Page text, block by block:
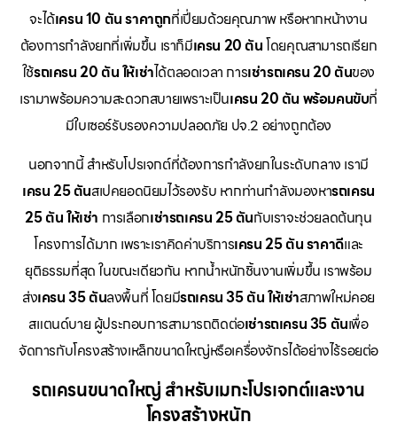
จะได้เครน 10 ตัน ราคาถูกที่เปี่ยมด้วยคุณภาพ หรือหากหน้างาน
ต้องการกำลังยกที่เพิ่มขึ้น เราก็มีเครน 20 ตันโดยคุณสามารถเรียก
ใช้รถเครน 20 ตัน ให้เช่าได้ตลอดเวลา การเช่ารถเครน 20 ตันของ
เรามาพร้อมความสะดวกสบายเพราะเป็นเครน 20 ตัน พร้อมคนขับที่
มีใบเซอร์รับรองความปลอดภัย ปจ.2 อย่างถูกต้อง
นอกจากนี้ สำหรับโปรเจกต์ที่ต้องการกำลังยกในระดับกลาง เรามี
เครน 25 ตันสเปคยอดนิยมไว้รองรับ หากท่านกำลังมองหารถเครน
25 ตัน ให้เช่า การเลือกเช่ารถเครน 25 ตันกับเราจะช่วยลดต้นทุน
โครงการได้มาก เพราะเราคิดค่าบริการเครน 25 ตัน ราคาดีและ
ยุติธรรมที่สุด ในขณะเดียวกัน หากน้ำหนักชิ้นงานเพิ่มขึ้น เราพร้อม
ส่งเครน 35 ตันลงพื้นที่ โดยมีรถเครน 35 ตัน ให้เช่าสภาพใหม่คอย
สแตนด์บาย ผู้ประกอบการสามารถติดต่อเช่ารถเครน 35 ตันเพื่อ
จัดการกับโครงสร้างเหล็กขนาดใหญ่หรือเครื่องจักรได้อย่างไร้รอยต่อ
รถเครนขนาดใหญ่ สำหรับเมกะโปรเจกต์และงาน
โครงสร้างหนัก